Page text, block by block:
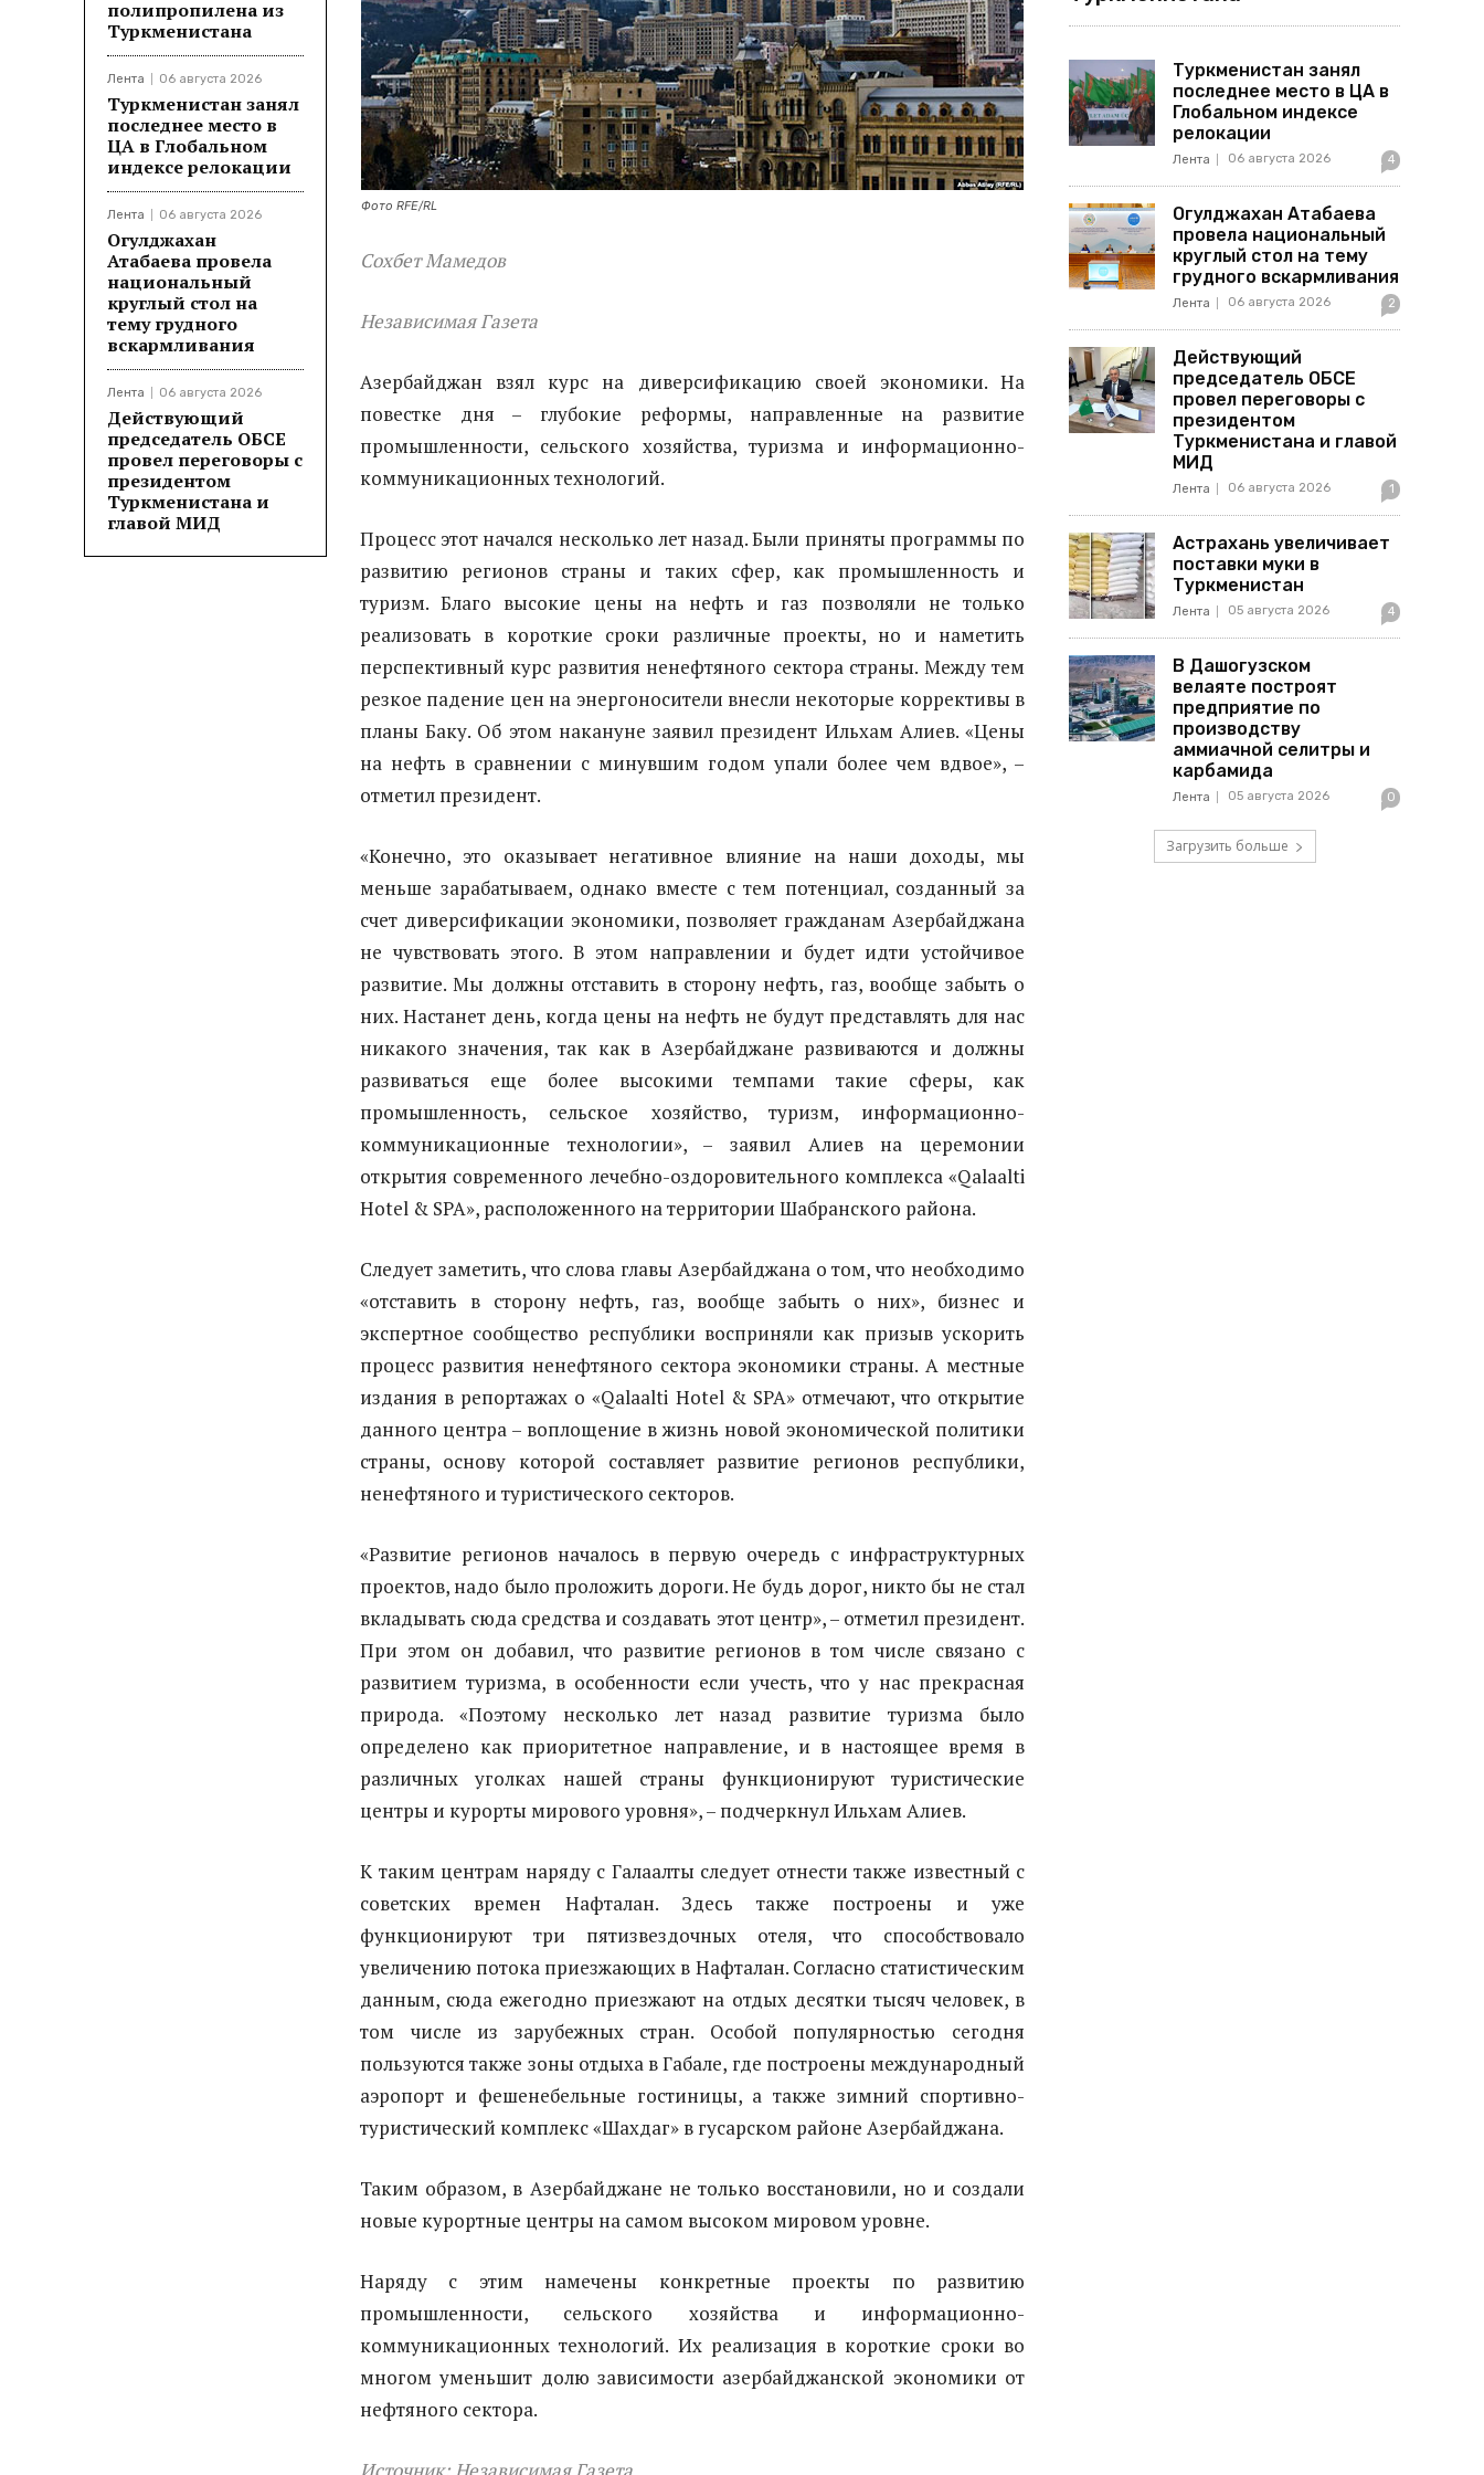
полипропилена из
Туркменистана
Лента 06 августа 2026
Туркменистан занял
последнее место в
ЦА в Глобальном
индексе релокации
Лента 06 августа 2026
Огулджахан
Атабаева провела
национальный
круглый стол на
тему грудного
вскармливания
Лента 06 августа 2026
Действующий
председатель ОБСЕ
провел переговоры с
президентом
Туркменистана и
главой МИД
Фото RFE/RL
Сохбет Мамедов
Независимая Газета
Азербайджан взял курс на диверсификацию своей экономики. На
повестке дня – глубокие реформы, направленные на развитие
промышленности, сельского хозяйства, туризма и информационно-
коммуникационных технологий.
Процесс этот начался несколько лет назад. Были приняты программы по
развитию регионов страны и таких сфер, как промышленность и
туризм. Благо высокие цены на нефть и газ позволяли не только
реализовать в короткие сроки различные проекты, но и наметить
перспективный курс развития ненефтяного сектора страны. Между тем
резкое падение цен на энергоносители внесли некоторые коррективы в
планы Баку. Об этом накануне заявил президент Ильхам Алиев. «Цены
на нефть в сравнении с минувшим годом упали более чем вдвое», –
отметил президент.
«Конечно, это оказывает негативное влияние на наши доходы, мы
меньше зарабатываем, однако вместе с тем потенциал, созданный за
счет диверсификации экономики, позволяет гражданам Азербайджана
не чувствовать этого. В этом направлении и будет идти устойчивое
развитие. Мы должны отставить в сторону нефть, газ, вообще забыть о
них. Настанет день, когда цены на нефть не будут представлять для нас
никакого значения, так как в Азербайджане развиваются и должны
развиваться еще более высокими темпами такие сферы, как
промышленность, сельское хозяйство, туризм, информационно-
коммуникационные технологии», – заявил Алиев на церемонии
открытия современного лечебно-оздоровительного комплекса «Qalaalti
Hotel & SPA», расположенного на территории Шабранского района.
Следует заметить, что слова главы Азербайджана о том, что необходимо
«отставить в сторону нефть, газ, вообще забыть о них», бизнес и
экспертное сообщество республики восприняли как призыв ускорить
процесс развития ненефтяного сектора экономики страны. А местные
издания в репортажах о «Qalaalti Hotel & SPA» отмечают, что открытие
данного центра – воплощение в жизнь новой экономической политики
страны, основу которой составляет развитие регионов республики,
ненефтяного и туристического секторов.
«Развитие регионов началось в первую очередь с инфраструктурных
проектов, надо было проложить дороги. Не будь дорог, никто бы не стал
вкладывать сюда средства и создавать этот центр», – отметил президент.
При этом он добавил, что развитие регионов в том числе связано с
развитием туризма, в особенности если учесть, что у нас прекрасная
природа. «Поэтому несколько лет назад развитие туризма было
определено как приоритетное направление, и в настоящее время в
различных уголках нашей страны функционируют туристические
центры и курорты мирового уровня», – подчеркнул Ильхам Алиев.
К таким центрам наряду с Галаалты следует отнести также известный с
советских времен Нафталан. Здесь также построены и уже
функционируют три пятизвездочных отеля, что способствовало
увеличению потока приезжающих в Нафталан. Согласно статистическим
данным, сюда ежегодно приезжают на отдых десятки тысяч человек, в
том числе из зарубежных стран. Особой популярностью сегодня
пользуются также зоны отдыха в Габале, где построены международный
аэропорт и фешенебельные гостиницы, а также зимний спортивно-
туристический комплекс «Шахдаг» в гусарском районе Азербайджана.
Таким образом, в Азербайджане не только восстановили, но и создали
новые курортные центры на самом высоком мировом уровне.
Наряду с этим намечены конкретные проекты по развитию
промышленности, сельского хозяйства и информационно-
коммуникационных технологий. Их реализация в короткие сроки во
многом уменьшит долю зависимости азербайджанской экономики от
нефтяного сектора.
Туркменистан занял
последнее место в ЦА в
Глобальном индексе
релокации
Лента 06 августа 2026 4
Огулджахан Атабаева
провела национальный
круглый стол на тему
грудного вскармливания
Лента 06 августа 2026 2
Действующий
председатель ОБСЕ
провел переговоры с
президентом
Туркменистана и главой
МИД
Лента 06 августа 2026 1
Астрахань увеличивает
поставки муки в
Туркменистан
Лента 05 августа 2026 4
В Дашогузском
велаяте построят
предприятие по
производству
аммиачной селитры и
карбамида
Лента 05 августа 2026 0
Загрузить больше